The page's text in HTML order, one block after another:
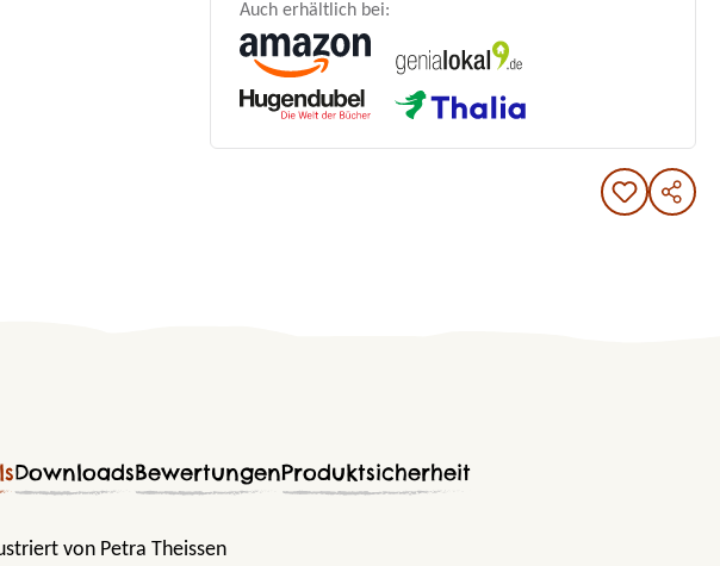
Auch erhältlich bei:
DownloadsBewertungenProduktsicherheit
von Petra Theissen